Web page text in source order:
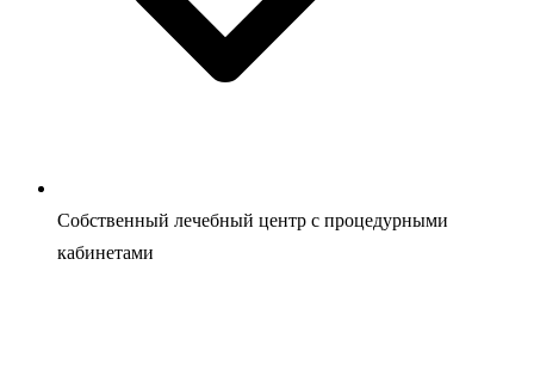
Собственный лечебный центр с процедурными
кабинетами